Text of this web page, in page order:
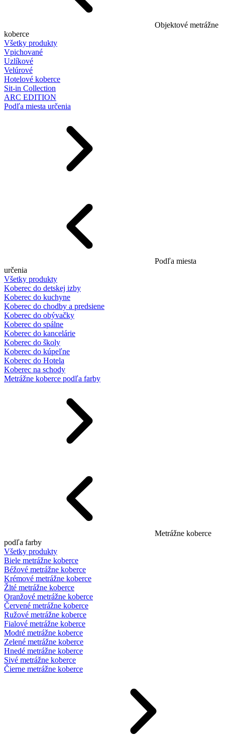
Objektové metrážne
koberce
Všetky produkty
Vpichované
Uzlíkové
Velúrové
Hotelové koberce
Sit-in Collection
ARC EDITION
Podľa miesta určenia
Podľa miesta
určenia
Všetky produkty
Koberec do detskej izby
Koberec do kuchyne
Koberec do chodby a predsiene
Koberec do obývačky
Koberec do spálne
Koberec do kancelárie
Koberec do školy
Koberec do kúpeľne
Koberec do Hotela
Koberec na schody
Metrážne koberce podľa farby
Metrážne koberce
podľa farby
Všetky produkty
Biele metrážne koberce
Béžové metrážne koberce
Krémové metrážne koberce
Žlté metrážne koberce
Oranžové metrážne koberce
Červené metrážne koberce
Ružové metrážne koberce
Fialové metrážne koberce
Modré metrážne koberce
Zelené metrážne koberce
Hnedé metrážne koberce
Sivé metrážne koberce
Čierne metrážne koberce